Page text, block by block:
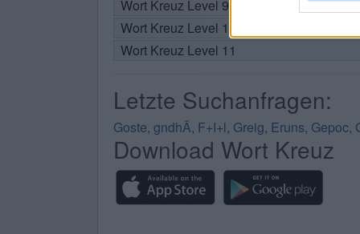
Wort Kreuz Level 9
Wort Kreuz Level 10
Wort Kreuz Level 11
Letzte Suchanfragen:
Goste, gndhÃ, F+I+l, Greig, Eruns, Gepoc,
Download Wort Kreuz